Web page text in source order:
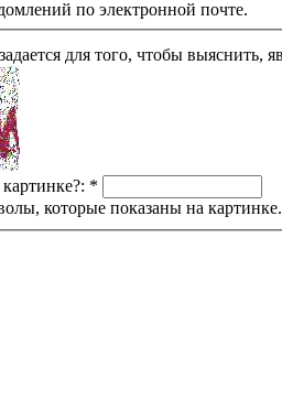
по электронной почте.
*
которые показаны на картинке.